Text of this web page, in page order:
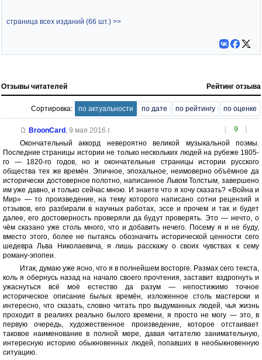
страница всех изданий (66 шт.) >>
Отзывы читателей Рейтинг отзыва
Сортировка: по актуальности по дате по рейтингу по оценке
[ 9 ]
BroonCard, 9 мая 2016 г.
Окончательный аккорд невероятно великой музыкальной поэмы.
Последние страницы истории не только нескольких людей на рубеже 1805-
го — 1820-го годов, но и окончательные страницы истории русского
общества тех же времён. Эпичное, эпохальное, неимоверно объёмное да
исторически достоверное полотно, написанное Львом Толстым, завершено
им уже давно, и только сейчас мною. И знаете что я хочу сказать? «Война и
Мир» — то произведение, на тему которого написано сотни рецензий и
отзывов, его разбирали в научных работах, эссе и прочем и так и будет
далее, его достоверность проверяли да будут проверять. Это — нечто, о
чём сказано уже столь много, что и добавить нечего. Посему я и не буду,
вместо этого, более не пытаясь обозначить исторической ценности сего
шедевра Льва Николаевича, я лишь расскажу о своих чувствах к сему
роману-эпопеи.
Итак, думаю уже ясно, что я в полнейшем восторге. Размах сего текста,
коль я обернусь назад на начало своего прочтения, заставит вздрогнуть и
ужаснуться всё моё естество да разум — непостижимо точное
историческое описание былых времён, изложенное столь мастерски и
интересно, что сказать, словно читать про выдуманных людей, чья жизнь
проходит в реалиях реально былого времени, я просто не могу — это, в
первую очередь, художественное произведение, которое отстаивает
таковое наименование в полной мере, давая читателю занимательную,
интересную историю обыкновенных людей, попавших в необыкновенную
ситуацию.